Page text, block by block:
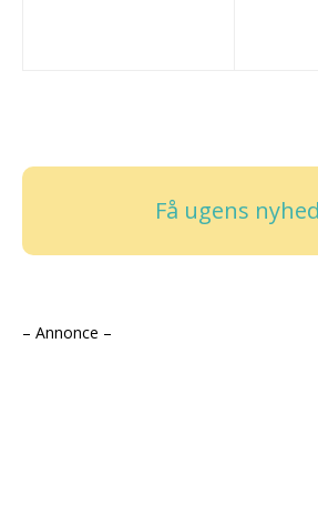
Få ugens
– Annonce –